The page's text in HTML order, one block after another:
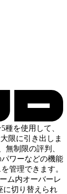
種を使用して、
限に引き出しま
無制限の評判、
ワーなどの機能
管理できます。
ム内オーバーレ
に切り替えられ